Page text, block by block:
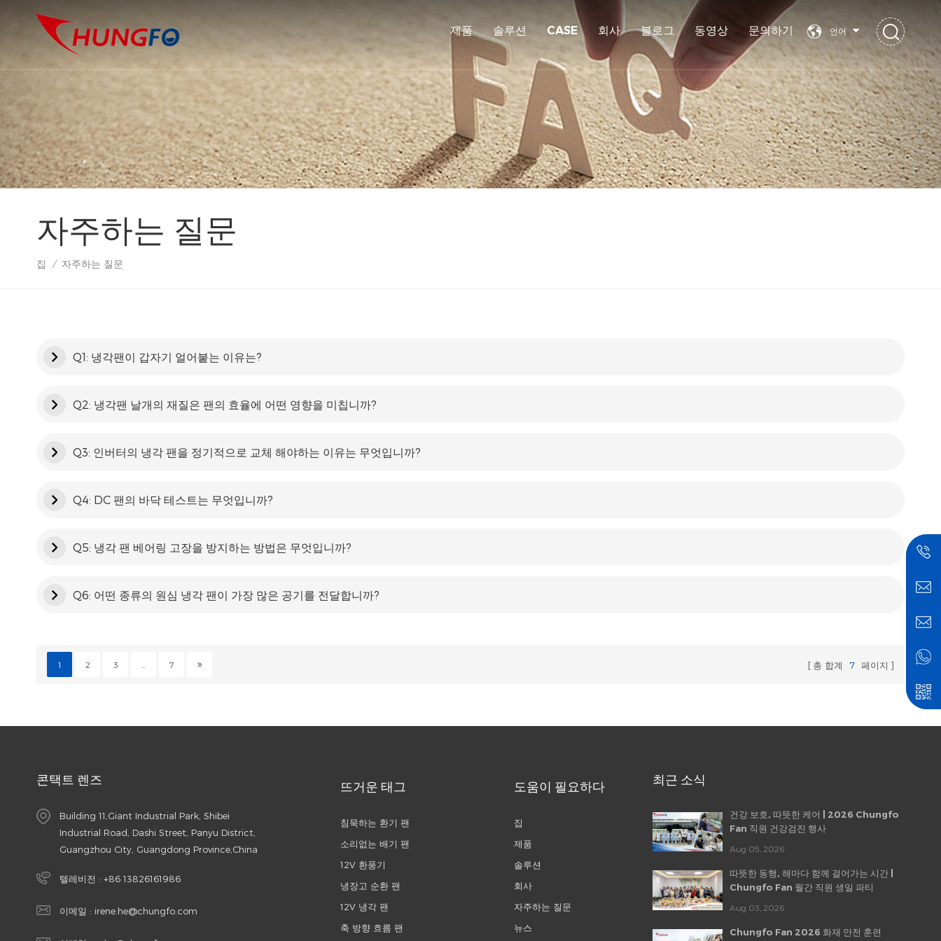
언어
제품 솔루션 CASE 회사 블로그 동영상 문의하기
자주하는 질문
집 / 자주하는 질문
Q1: 냉각팬이 갑자기 얼어붙는 이유는?
Q2: 냉각팬 날개의 재질은 팬의 효율에 어떤 영향을 미칩니까?
Q3: 인버터의 냉각 팬을 정기적으로 교체 해야하는 이유는 무엇입니까?
Q4: DC 팬의 바닥 테스트는 무엇입니까?
Q5: 냉각 팬 베어링 고장을 방지하는 방법은 무엇입니까?
Q6: 어떤 종류의 원심 냉각 팬이 가장 많은 공기를 전달합니까?
1 2 3 7 총 합계 7 페이지
콘택트 렌즈
Building 11,Giant Industrial Park, Shibei
Industrial Road, Dashi Street, Panyu District,
Guangzhou City, Guangdong Province,China
텔레비전 : +86 13826161986
이메일 : irene.he@chungfo.com
뜨거운 태그
침묵하는 환기 팬
소리없는 배기 팬
12V 환풍기
냉장고 순환 팬
12V 냉각 팬
축 방향 흐름 팬
도움이 필요하다
집
제품
솔루션
회사
자주하는 질문
뉴스
최근 소식
건강 보호, 따뜻한 케어 | 2026 Chungfo
Fan 직원 건강검진 행사
Aug 05, 2026
따뜻한 동행, 해마다 함께 걸어가는 시간 |
Chungfo Fan 월간 직원 생일 파티
Aug 03, 2026
Chungfo Fan 2026 화재 안전 훈련